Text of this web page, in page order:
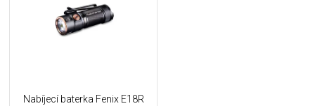
Nabíjecí baterka Fenix E18R